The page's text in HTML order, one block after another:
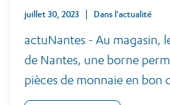
juillet 30, 2023 Dans l'actualité
actuNantes - Au magasin,
de Nantes, une borne
pièces de monnaie en bon